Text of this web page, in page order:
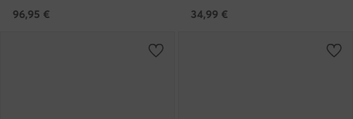
96,95 €
34,99 €